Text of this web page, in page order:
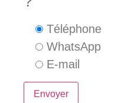
Téléphone
WhatsApp
E-mail